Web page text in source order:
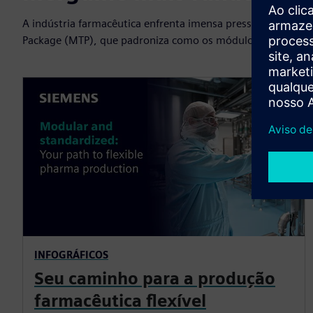
A indústria farmacêutica enfrenta imensa pressão em
Package (MTP), que padroniza como os módulos de
INFOGRÁFICOS
Seu caminho para a produção
farmacêutica flexível